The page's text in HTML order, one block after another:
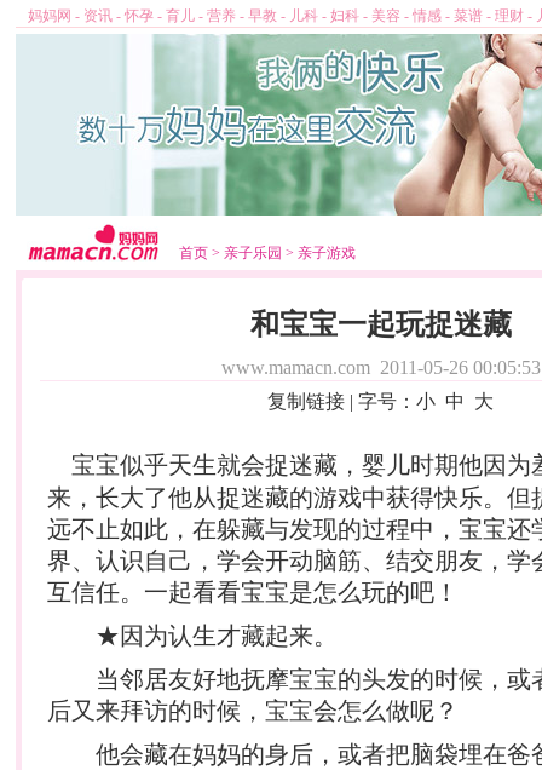
妈妈网 - 资讯 - 怀孕 - 育儿 - 营养 - 早教 - 儿科 - 妇科 - 美容 - 情感 - 菜谱 - 理财 -
首页 > 亲子乐园 > 亲子游戏
和宝宝一起玩捉迷藏
www.mamacn.com 2011-05-26 00:05:53
复制链接 | 字号： 小 中 大
宝宝似乎天生就会捉迷藏， 婴儿时期他因为
来，长大了他从捉迷藏的游戏中获得快乐。但
远不止如此，在躲藏与发现的过程中，宝宝还
界、认识自己，学会开动脑筋、结交朋友，学
互信任。一起看看宝宝是怎么玩的吧！
★因为认生才藏起来。
当邻居友好地抚摩宝宝的头发的时候，或
后又来拜访的时候，宝宝会怎么做呢？
他会藏在妈妈的身后，或者把脑袋埋在爸